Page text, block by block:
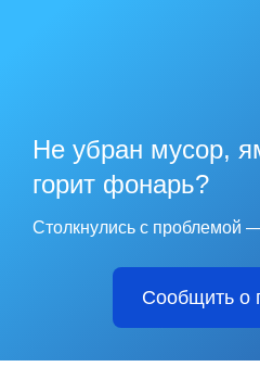
Не убран мусор,
горит фонарь?
Столкнулись с проблемой
Сообщить о